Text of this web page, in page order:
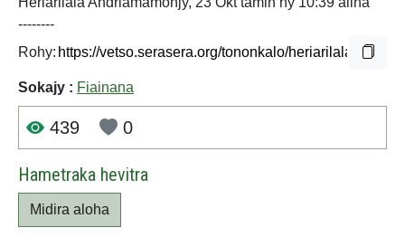
--------
Rohy:
Sokajy : Fiainana
439 0
Hametraka hevitra
Midira aloha